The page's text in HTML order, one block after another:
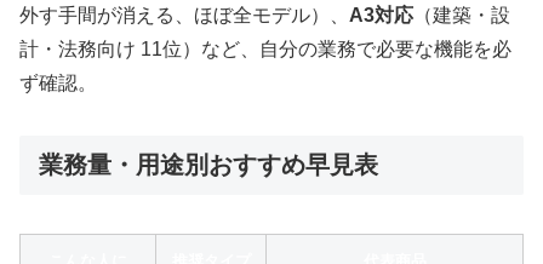
外す手間が消える、ほぼ全モデル）、 A3対応 （建築・設
計・法務向け 11位）など、自分の業務で必要な機能を必
ず確認。
業務量・用途別おすすめ早見表